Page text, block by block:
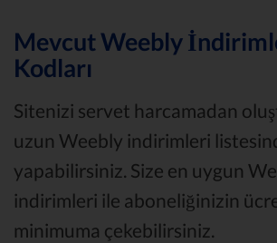
Mevcut Weebly
Kodları
Sitenizi servet harcamadan
uzun Weebly indirimleri
yapabilirsiniz. Size en uygun
indirimleri ile aboneliğinizin
minimuma çekebilirsiniz.